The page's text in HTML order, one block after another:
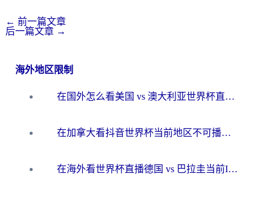
← 前一篇文章
后一篇文章 →
海外地区限制
在国外怎么看美国 vs 澳大利亚世界杯直播？海外党必藏的中文解说观赛指南
在加拿大看抖音世界杯当前地区不可播放？海外党体育观赛终极指南
在海外看世界杯直播德国 vs 巴拉圭当前IP受限制？这篇指南帮你轻松解决地区限制